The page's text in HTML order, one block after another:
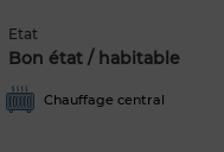
Etat
Bon état / habitable
Chauffage central